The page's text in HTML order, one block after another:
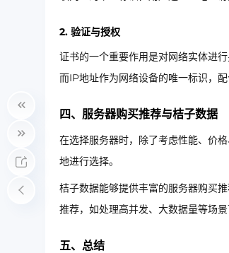
2. 验证与授权
证书的一个重要作用是对网络实体进
而IP地址作为网络设备的唯一标识，
四、服务器购买推荐与桔子数据
在选择服务器时，除了考虑性能、价
地进行选择。
桔子数据能够提供丰富的服务器购买
推荐，如处理高并发、大数据量等场
五、总结